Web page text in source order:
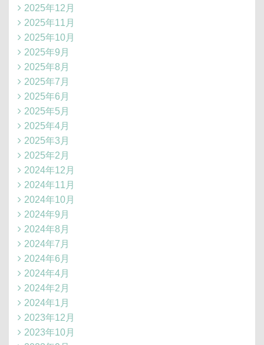
2025年12月
2025年11月
2025年10月
2025年9月
2025年8月
2025年7月
2025年6月
2025年5月
2025年4月
2025年3月
2025年2月
2024年12月
2024年11月
2024年10月
2024年9月
2024年8月
2024年7月
2024年6月
2024年4月
2024年2月
2024年1月
2023年12月
2023年10月